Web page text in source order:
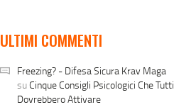
ULTIMI COMMENTI
Freezing? - Difesa Sicura Krav Maga
su Cinque Consigli Psicologici Che Tutti
Dovrebbero Attivare